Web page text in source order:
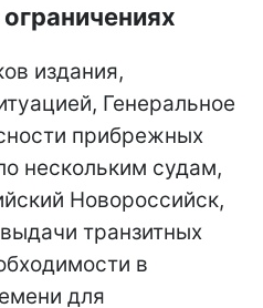
издания,
Генеральное
прибрежных
нескольким судам,
Новороссийск,
транзитных
в
для